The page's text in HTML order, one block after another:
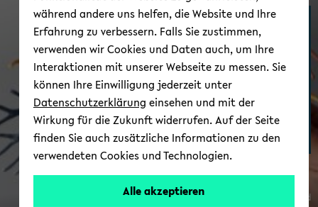
Medizinische Fakul­tät
OWL
© Uni­ver­si­tät Bie­le­feld
während andere uns helfen, die Website und Ihre
Erfahrung zu verbessern. Falls Sie zustimmen,
verwenden wir Cookies und Daten auch, um Ihre
Interaktionen mit unserer Webseite zu messen. Sie
können Ihre Einwilligung jederzeit unter
Datenschutzerklärung einsehen und mit der
Wirkung für die Zukunft widerrufen. Auf der Seite
finden Sie auch zusätzliche Informationen zu den
verwendeten Cookies und Technologien.
Alle akzeptieren